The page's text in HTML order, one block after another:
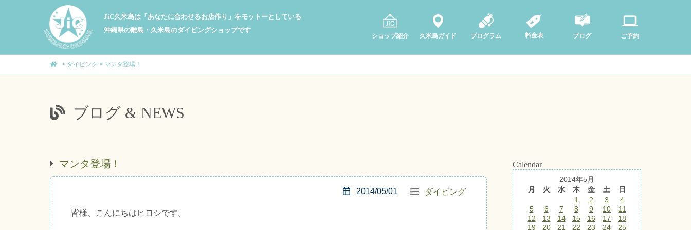
JiC久米島は「あなたに合わせるお店作り」をモットーとしている
沖縄県の離島・久米島のダイビングショップです
ショップ紹介 久米島ガイド プログラム 料金表 ブログ ご予約
> ダイビング > マンタ登場！
ブログ & NEWS
マンタ登場！
ダイビング
2014/05/01
皆様、こんにちはヒロシです。
Calendar
2014年5月
月
火 水 木 金 土
日
1
2 3
4
5
6 7 8 9 10
11
12
13 14 15 16 17
18
19
20 21 22 23 24 25